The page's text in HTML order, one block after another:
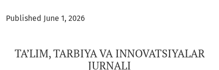
Published June 1, 2026
TA’LIM, TARBIYA VA INNOVATSIYALAR
JURNALI